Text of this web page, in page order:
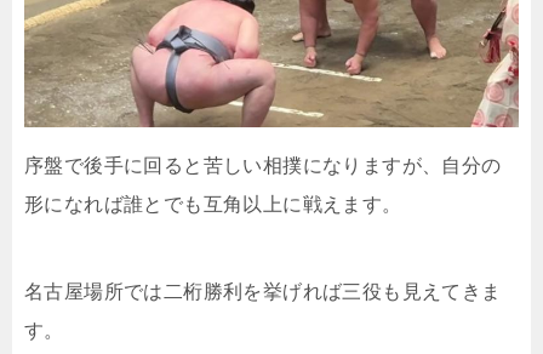
序盤で後手に回ると苦しい相撲になりますが、自分の
形になれば誰とでも互角以上に戦えます。
名古屋場所では二桁勝利を挙げれば三役も見えてきま
す。